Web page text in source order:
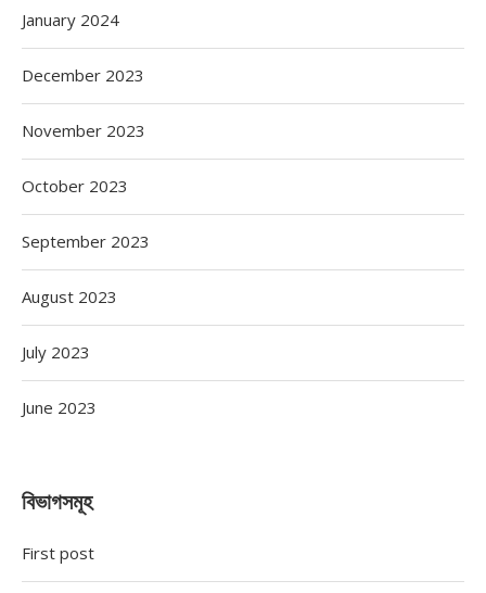
January 2024
December 2023
November 2023
October 2023
September 2023
August 2023
July 2023
June 2023
বিভাগসমূহ
First post